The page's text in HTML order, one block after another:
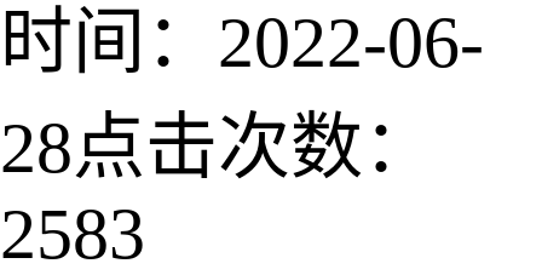
时间：2022-06-
28点击次数：
2583